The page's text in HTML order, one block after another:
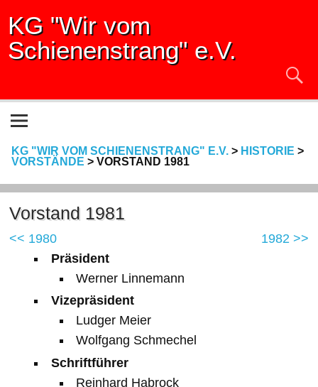
KG "Wir vom
Schienenstrang" e.V.
KG "WIR VOM SCHIENENSTRANG" E.V.> HISTORIE >
VORSTÄNDE > VORSTAND 1981
Vorstand 1981
<< 1980
1982 >>
Präsident
Werner Linnemann
Vizepräsident
Ludger Meier
Wolfgang Schmechel
Schriftführer
Reinhard Habrock